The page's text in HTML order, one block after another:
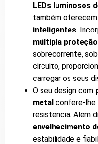
LEDs luminosos
também oferecem
inteligentes.
múltipla
sobrecorrente,
circuito,
carregar os seus
O seu design com
metal confere-lhe
resistência. Além
envelhecimento
estabilidade e